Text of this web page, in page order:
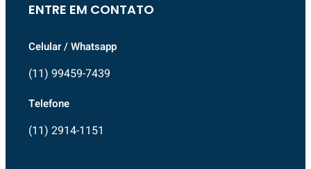
ENTRE EM CONTATO
Celular / Whatsapp
(11) 99459-7439
Telefone
(11) 2914-1151